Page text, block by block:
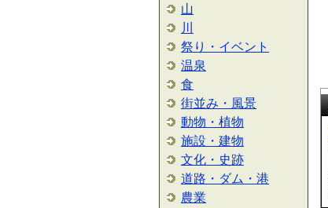
山
川
祭り・イベント
温泉
食
街並み・風景
動物・植物
施設・建物
文化・史跡
道路・ダム・港
農業